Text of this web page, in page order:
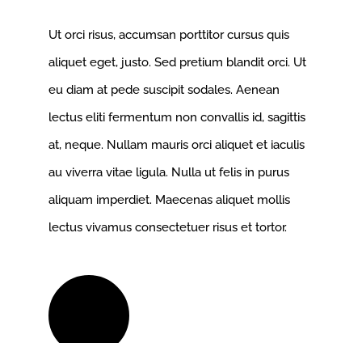
Ut orci risus, accumsan porttitor cursus quis
aliquet eget, justo. Sed pretium blandit orci. Ut
eu diam at pede suscipit sodales. Aenean
lectus eliti fermentum non convallis id, sagittis
at, neque. Nullam mauris orci aliquet et iaculis
au viverra vitae ligula. Nulla ut felis in purus
aliquam imperdiet. Maecenas aliquet mollis
lectus vivamus consectetuer risus et tortor.